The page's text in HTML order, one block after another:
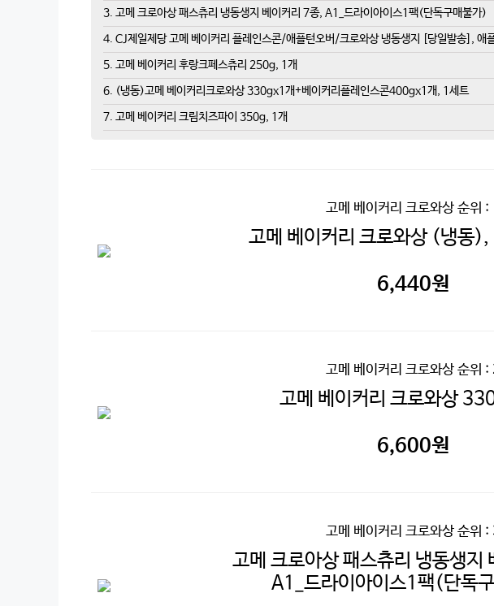
3. 고메 크로아상 패스츄리 냉동생지 베이커리 7종, A1_드라이아이스1팩(단독구매불가)
4. CJ제일제당 고메 베이커리 플레인스콘/애플턴오버/크로와상 냉동생지 [당일발송],
5. 고메 베이커리 후랑크페스츄리 250g, 1개
6. (냉동)고메 베이커리크로와상 330gx1개+베이커리플레인스콘400gx1개, 1세트
7. 고메 베이커리 크림치즈파이 350g, 1개
고메 베이커리 크로와상순위 : 1
고메 베이커리 크로와상 (냉동
6,440원
고메 베이커리 크로와상순위 :
고메 베이커리 크로와상
6,600원
고메 베이커리 크로와상순위 :
고메 크로아상 패스츄리 냉동생지
A1_드라이아이스1팩(단독